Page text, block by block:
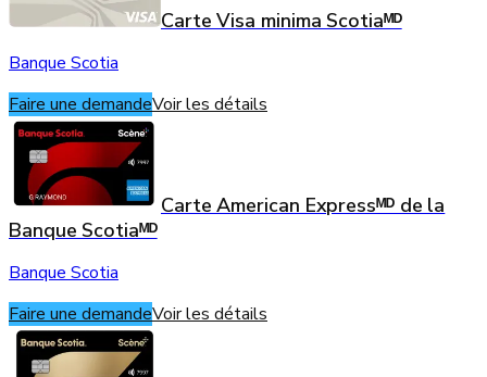
Carte Visa minima Scotiaᴹᴰ
Banque Scotia
Faire une demandeVoir les détails
Carte American Expressᴹᴰ de la
Banque Scotiaᴹᴰ
Banque Scotia
Faire une demandeVoir les détails